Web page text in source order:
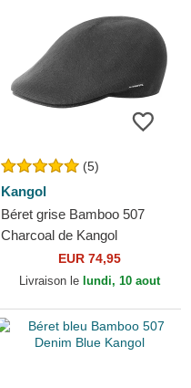
(5)
Kangol
Béret grise Bamboo 507
Charcoal de Kangol
EUR 74,95
Livraison le lundi, 10 aout